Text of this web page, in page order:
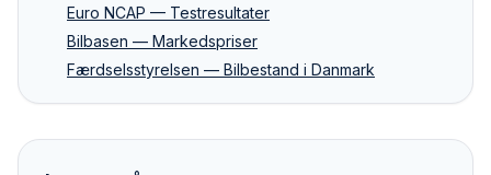
Euro NCAP — Testresultater
Bilbasen — Markedspriser
Færdselsstyrelsen — Bilbestand i Danmark